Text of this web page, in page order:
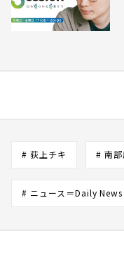
# 荻上チキ # 南部
# ニュース＝Daily